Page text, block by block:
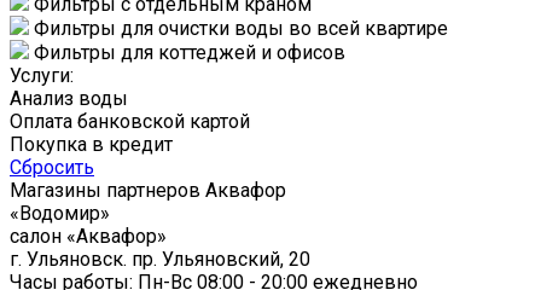
Фильтры для очистки воды во всей квартире
Фильтры для коттеджей и офисов
Услуги:
Анализ воды
Оплата банковской картой
Покупка в кредит
Сбросить
Магазины партнеров Аквафор
«Водомир»
cалон «Аквафор»
г. Ульяновск. пр. Ульяновский, 20
Часы работы: Пн-Вс 08:00 - 20:00 ежедневно